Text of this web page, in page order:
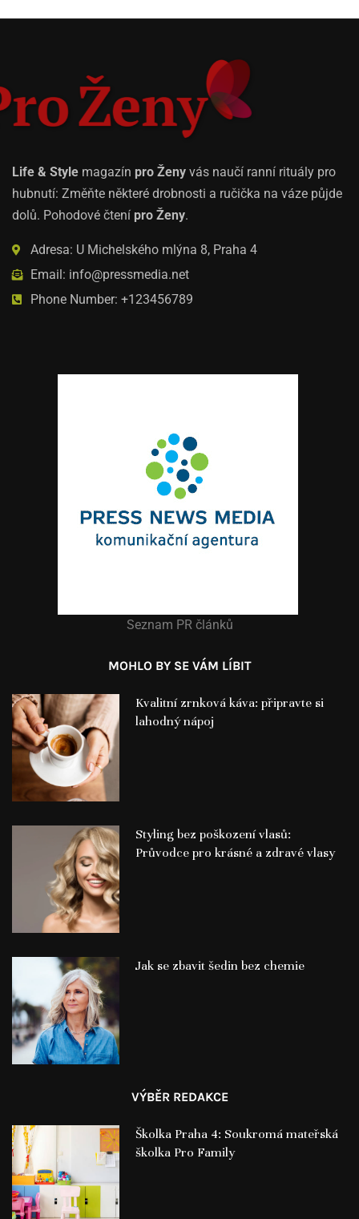
Life & Style magazín pro Ženy vás naučí ranní rituály pro
hubnutí: Změňte některé drobnosti a ručička na váze půjde
dolů. Pohodové čtení pro Ženy.
Adresa: U Michelského mlýna 8, Praha 4
Email: info@pressmedia.net
Phone Number: +123456789
Seznam PR článků
MOHLO BY SE VÁM LÍBIT
Kvalitní zrnková káva: připravte si
lahodný nápoj
Styling bez poškození vlasů:
Průvodce pro krásné a zdravé vlasy
Jak se zbavit šedin bez chemie
VÝBĚR REDAKCE
Školka Praha 4: Soukromá mateřská
školka Pro Family